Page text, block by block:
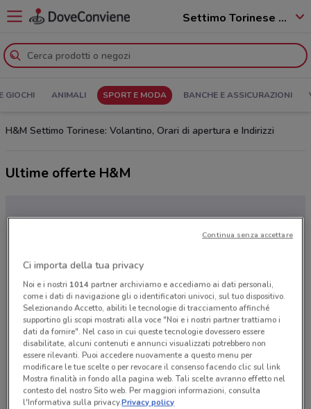
Settimo Torinese - 10036
GIOCHI ANIMALI SPORT E MODA BANCHE E ASSICURAZIONI
H&M Settimo Torinese: Volantino, Orari di apertura e Indirizzi
Ultime offerte H&M
Ci dispiace, al momento non abbiamo pubblicato
volantini nella tua zona. Riprova più tardi.
Ci importa della tua privacy
Noi e i nostri 1014partner archiviamo e accediamo ai dati personali,
come i dati di navigazione gli o identificatori univoci, sul tuo dispositivo.
Selezionando Accetto, abiliti le tecnologie di tracciamento affinché
supportino gli scopi mostrati alla voce "Noi e i nostri partner trattiamo i
dati da fornire". Nel caso in cui queste tecnologie dovessero essere
disabilitate, alcuni contenuti e annunci visualizzati potrebbero non
essere rilevanti. Puoi accedere nuovamente a questo menu per
modificare le tue scelte o per revocare il consenso facendo clic sul link
Mostra finalità in fondo alla pagina web. Tali scelte avranno effetto nel
contesto del nostro Sito web. Per maggiori informazioni, consulta
l'Informativa sulla privacy.Privacy policy
Continua senza accettare